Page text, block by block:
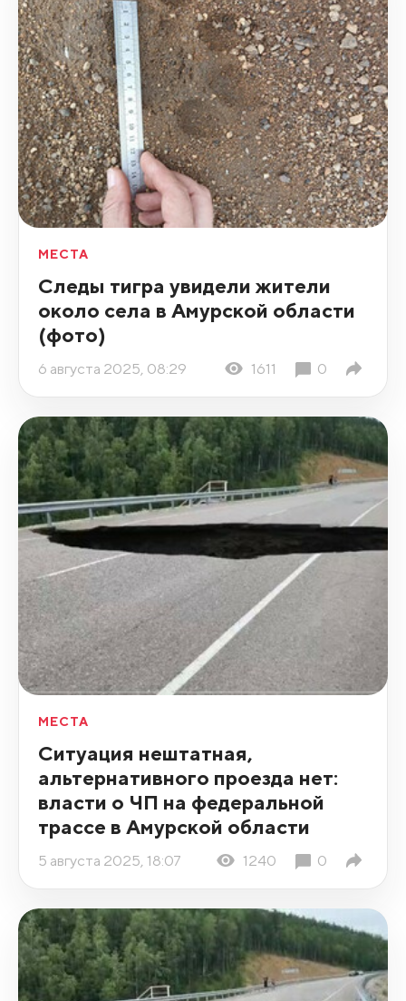
МЕСТА
Следы тигра увидели жители
около села в Амурской области
(фото)
6 августа 2025, 08:29 1611 0
МЕСТА
Ситуация нештатная,
альтернативного проезда нет:
власти о ЧП на федеральной
трассе в Амурской области
5 августа 2025, 18:07 1240 0